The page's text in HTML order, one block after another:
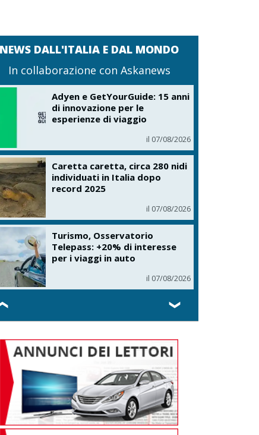
NEWS DALL'ITALIA E DAL MONDO
In collaborazione con Askanews
Adyen e GetYourGuide: 15 anni
di innovazione per le
esperienze di viaggio
il 07/08/2026
Caretta caretta, circa 280 nidi
individuati in Italia dopo
record 2025
il 07/08/2026
Turismo, Osservatorio
Telepass: +20% di interesse
per i viaggi in auto
il 07/08/2026
❯